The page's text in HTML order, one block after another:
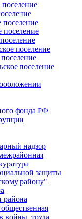
поселение
поселение
поселение
поселение
поселение
фонда РФ
надзор
защиты
району"
района
войны, труда,